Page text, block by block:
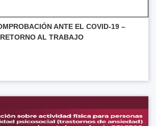
ANTE EL COVID-19 –
RETORNO AL TRABAJO